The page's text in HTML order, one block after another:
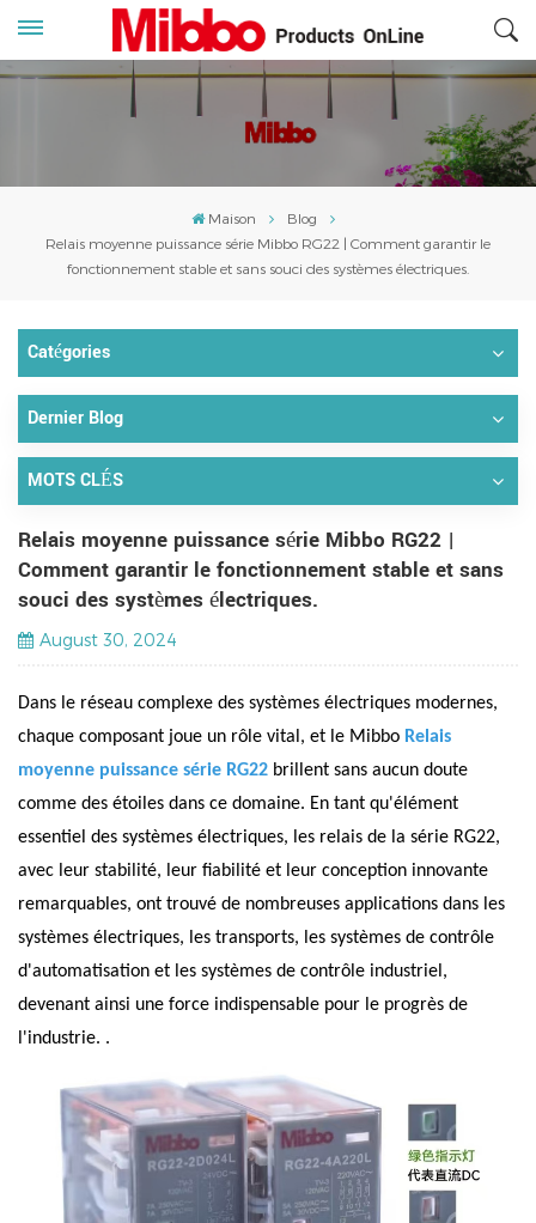
Maison
Blog
Relais moyenne puissance série Mibbo RG22 | Comment garantir le
fonctionnement stable et sans souci des systèmes électriques.
Catégories
Dernier Blog
MOTS CLÉS
Relais moyenne puissance série Mibbo RG22 |
Comment garantir le fonctionnement stable et sans
souci des systèmes électriques.
August 30, 2024
Dans le réseau complexe des systèmes électriques modernes,
chaque composant joue un rôle vital, et le Mibbo Relais
moyenne puissance série RG22 brillent sans aucun doute
comme des étoiles dans ce domaine. En tant qu'élément
essentiel des systèmes électriques, les relais de la série RG22,
avec leur stabilité, leur fiabilité et leur conception innovante
remarquables, ont trouvé de nombreuses applications dans les
systèmes électriques, les transports, les systèmes de contrôle
d'automatisation et les systèmes de contrôle industriel,
devenant ainsi une force indispensable pour le progrès de
l'industrie. .